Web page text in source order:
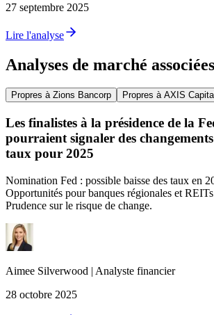
27 septembre 2025
Lire l'analyse
Analyses de marché associées
Propres à Zions Bancorp Propres à AXIS Capital
Les finalistes à la présidence de la
pourraient signaler des
taux pour 2025
Nomination Fed : possible baisse des taux en
Opportunités pour banques régionales et
Prudence sur le risque de change.
Aimee Silverwood | Analyste financier
28 octobre 2025